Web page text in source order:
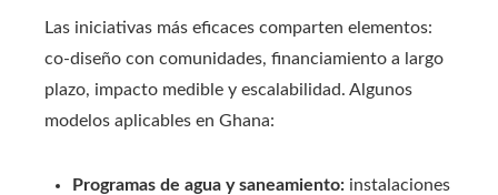
Las iniciativas más eficaces comparten elemen­tos:
co‑diseño con comunidades, financiamiento a largo
plazo, impacto medible y escalabilidad. Algunos
modelos aplicables en Ghana:
Programas de agua y saneamiento: instalaciones